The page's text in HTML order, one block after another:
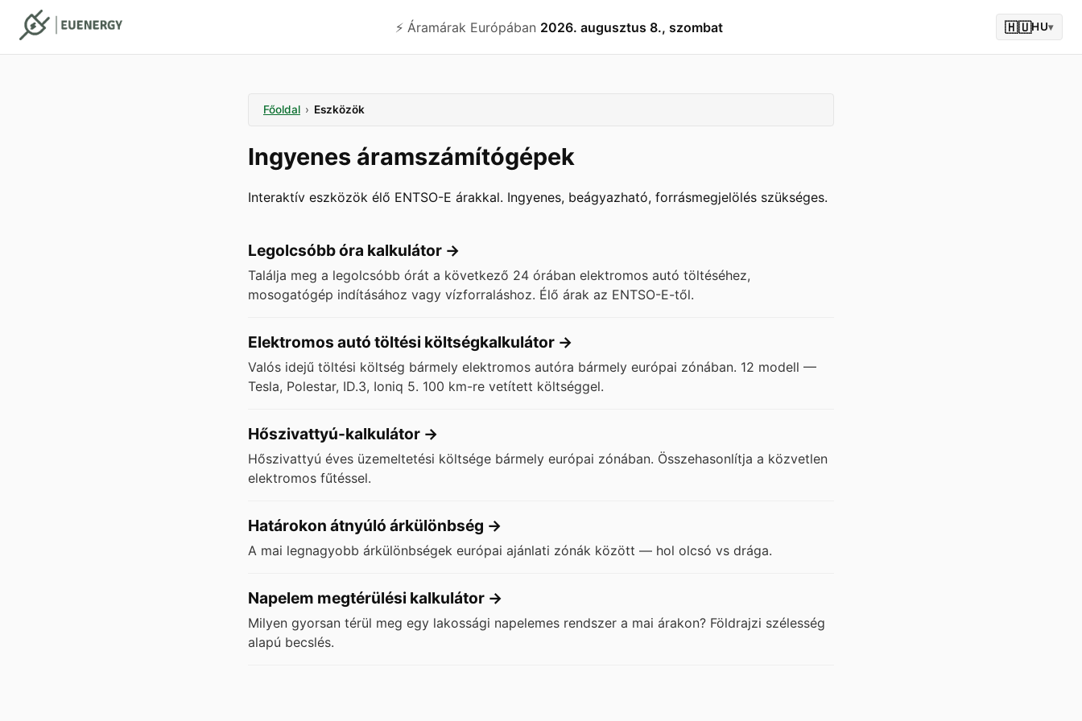
⚡️ Áramárak Európában 2026. augusztus 8., szombat 🇭🇺HU▾
Főoldal › Eszközök
Ingyenes áramszámítógépek
Interaktív eszközök élő ENTSO-E árakkal. Ingyenes, beágyazható, forrásmegjelölés szükséges.
Legolcsóbb óra kalkulátor →
Találja meg a legolcsóbb órát a következő 24 órában elektromos autó töltéséhez,
mosogatógép indításához vagy vízforraláshoz. Élő árak az ENTSO-E-től.
Elektromos autó töltési költségkalkulátor →
Valós idejű töltési költség bármely elektromos autóra bármely európai zónában. 12 modell —
Tesla, Polestar, ID.3, Ioniq 5. 100 km-re vetített költséggel.
Hőszivattyú-kalkulátor →
Hőszivattyú éves üzemeltetési költsége bármely európai zónában. Összehasonlítja a közvetlen
elektromos fűtéssel.
Határokon átnyúló árkülönbség →
A mai legnagyobb árkülönbségek európai ajánlati zónák között — hol olcsó vs drága.
Napelem megtérülési kalkulátor →
Milyen gyorsan térül meg egy lakossági napelemes rendszer a mai árakon? Földrajzi szélesség
alapú becslés.